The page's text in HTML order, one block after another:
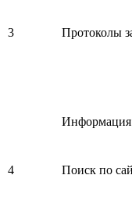
3 Протоколы
Информация
4 Поиск по